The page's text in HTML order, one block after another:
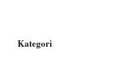
Kategori